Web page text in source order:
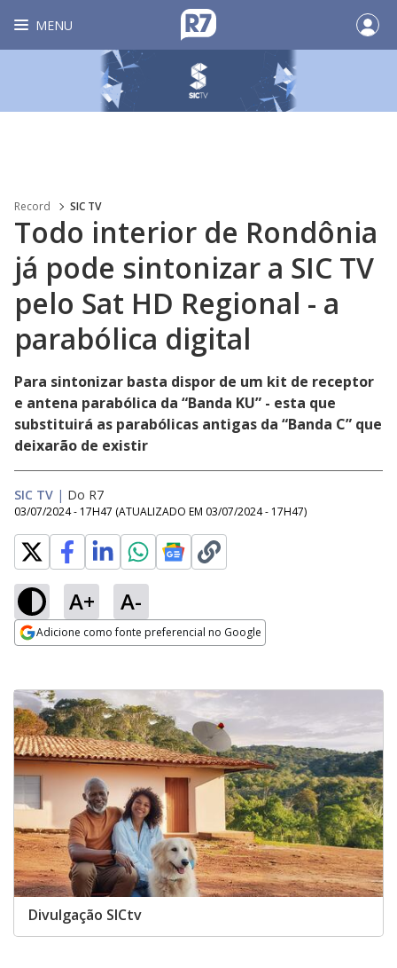
MENU
Record SIC TV
Todo interior de Rondônia
já pode sintonizar a SIC TV
pelo Sat HD Regional - a
parabólica digital
Para sintonizar basta dispor de um kit de receptor
e antena parabólica da “Banda KU” - esta que
substituirá as parabólicas antigas da “Banda C” que
deixarão de existir
SIC TV | Do R7
03/07/2024 - 17H47 (ATUALIZADO EM 03/07/2024 - 17H47)
A+ A-
Adicione como fonte preferencial no Google
Divulgação SICtv